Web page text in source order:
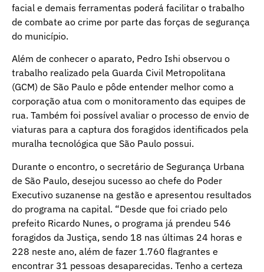
facial e demais ferramentas poderá facilitar o trabalho
de combate ao crime por parte das forças de segurança
do município.
Além de conhecer o aparato, Pedro Ishi observou o
trabalho realizado pela Guarda Civil Metropolitana
(GCM) de São Paulo e pôde entender melhor como a
corporação atua com o monitoramento das equipes de
rua. Também foi possível avaliar o processo de envio de
viaturas para a captura dos foragidos identificados pela
muralha tecnológica que São Paulo possui.
Durante o encontro, o secretário de Segurança Urbana
de São Paulo, desejou sucesso ao chefe do Poder
Executivo suzanense na gestão e apresentou resultados
do programa na capital. “Desde que foi criado pelo
prefeito Ricardo Nunes, o programa já prendeu 546
foragidos da Justiça, sendo 18 nas últimas 24 horas e
228 neste ano, além de fazer 1.760 flagrantes e
encontrar 31 pessoas desaparecidas. Tenho a certeza